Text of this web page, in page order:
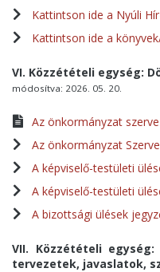
Kattintson ide a Nyúli
Kattintson ide a
VI. Közzétételi egység:
módosítva: 2026. 05. 20.
Az önkormányzat
Az önkormányzat
A képviselő-testületi
A képviselő-testületi
A bizottsági ülések
VII. Közzétételi
tervezetek, javaslatok,